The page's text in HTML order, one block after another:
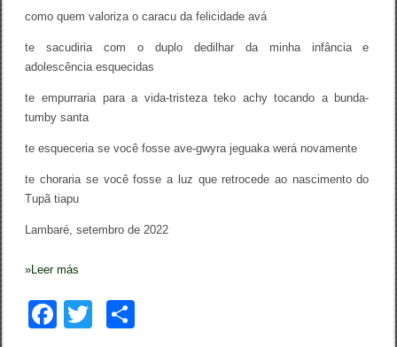
como quem valoriza o caracu da felicidade avá
te sacudiria com o duplo dedilhar da minha infância e
adolescência esquecidas
te empurraria para a vida-tristeza teko achy tocando a bunda-
tumby santa
te esqueceria se você fosse ave-gwyra jeguaka werá novamente
te choraria se você fosse a luz que retrocede ao nascimento do
Tupã tiapu
Lambaré, setembro de 2022
»Leer más
F